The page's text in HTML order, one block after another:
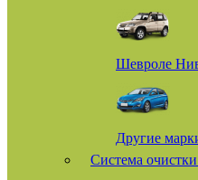
Шевроле
Другие
Система очистки